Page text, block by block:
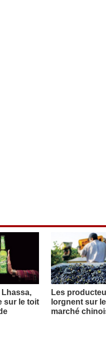
Lhassa,
sur le toit
Les
lorgnent sur le
marché